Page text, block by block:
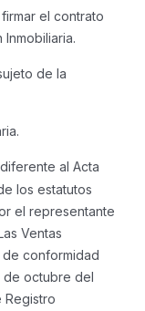
el contrato
de la
al Acta
los estatutos
el representante
Ventas
conformidad
de octubre del
Registro